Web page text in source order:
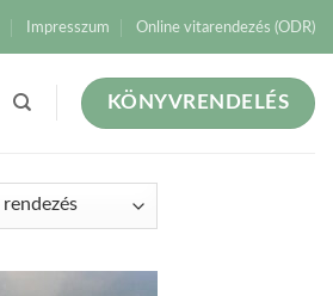
Impresszum Online vitarendezés (ODR)
KÖNYVRENDELÉS